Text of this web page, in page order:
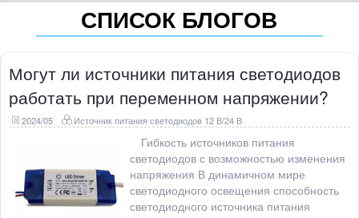
СПИСОК БЛОГОВ
Могут ли источники питания светодиодов
работать при переменном напряжении?
2024/05 Источник питания светодиодов 12 В/24 В
Гибкость источников питания
светодиодов с возможностью изменения
напряжения В динамичном мире
светодиодного освещения способность
светодиодного источника питания